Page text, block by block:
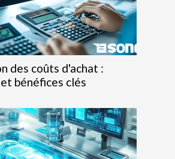
des coûts d'achat :
bénéfices clés